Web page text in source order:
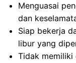
Menguasai
dan
Siap bekerja
libur yang
Tidak memiliki